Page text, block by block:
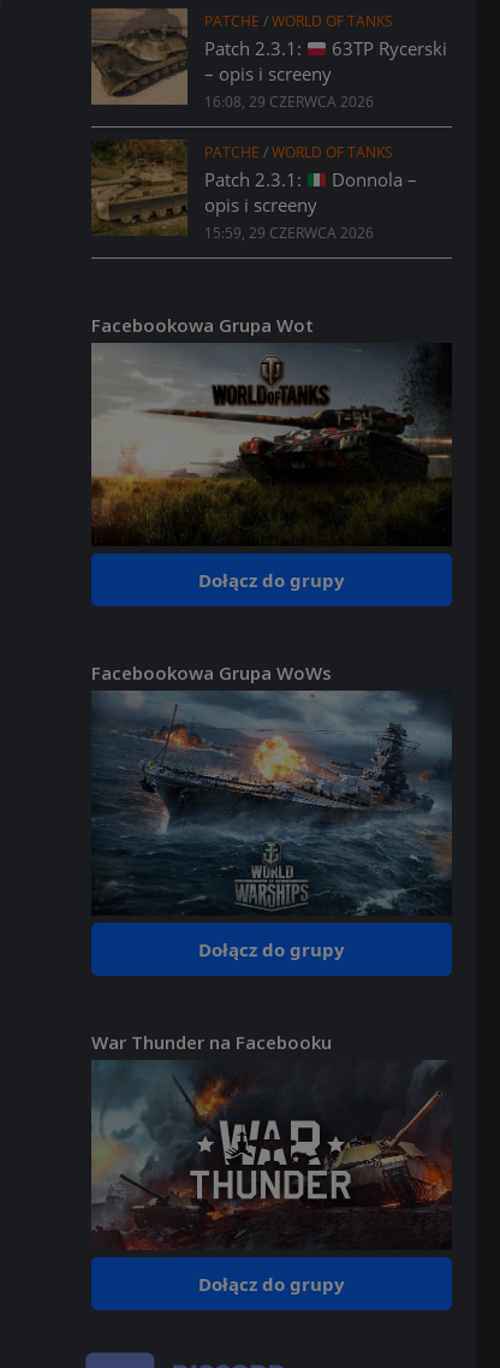
PATCHE /WORLD OF TANKS
Patch 2.3.1:
63TP Rycerski
– opis i screeny
16:08, 29 CZERWCA 2026
PATCHE /WORLD OF TANKS
Patch 2.3.1:
Donnola –
opis i screeny
15:59, 29 CZERWCA 2026
Facebookowa Grupa Wot
Dołącz do grupy
Facebookowa Grupa WoWs
Dołącz do grupy
War Thunder na Facebooku
Dołącz do grupy